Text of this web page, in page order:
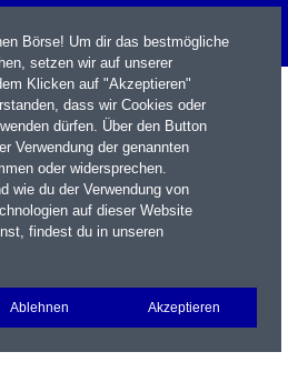
Portfolio Login
Börse! Um dir das bestmögliche
setzen wir auf unserer
Klicken auf "Akzeptieren"
dass wir Cookies oder
dürfen. Über den Button
Verwendung der genannten
oder widersprechen.
wie du der Verwendung von
auf dieser Website
findest du in unseren
Ablehnen Akzeptieren